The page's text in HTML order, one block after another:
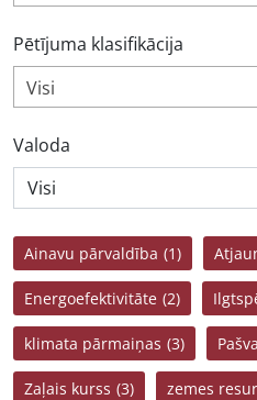
Pētījuma klasifikācija
Visi
Valoda
Ainavu pārvaldība (1)
Energoefektivitāte (2)
klimata pārmaiņas (3)
Zaļais kurss (3) zemes